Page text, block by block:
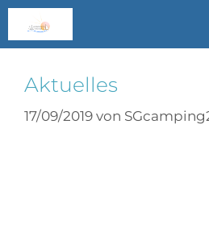
Aktuelles
17/09/2019 von